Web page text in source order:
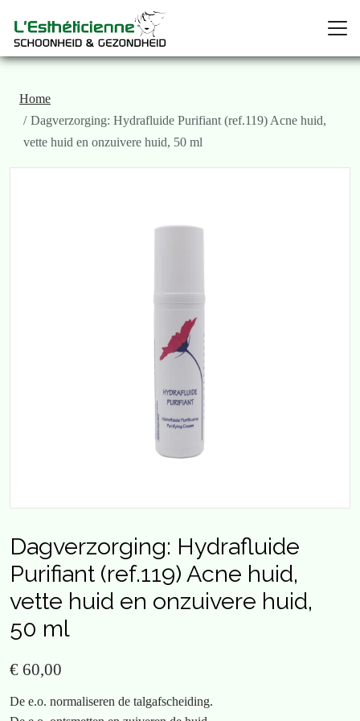
Home
Dagverzorging: Hydrafluide Purifiant (ref.119) Acne huid,
vette huid en onzuivere huid, 50 ml
Dagverzorging: Hydrafluide
Purifiant (ref.119) Acne huid,
vette huid en onzuivere huid,
50 ml
€ 60,00
De e.o. normaliseren de talgafscheiding.